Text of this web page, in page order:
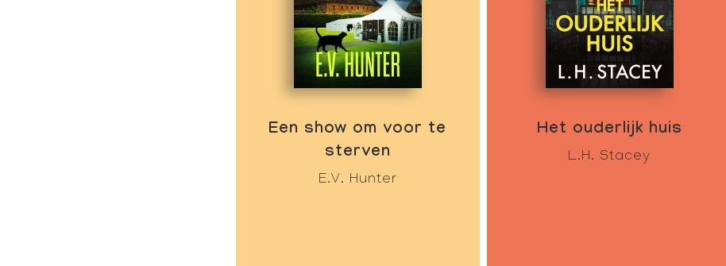
Een show om voor te
sterven
E.V. Hunter
Het ouderlijk huis
L.H. Stacey